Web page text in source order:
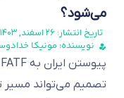
می‌شود؟
تاریخ انتشار: ۲۶ اسفند, ۱۴۰۳
نویسنده: مونیکا
تصمیم می‌تواند مسیر